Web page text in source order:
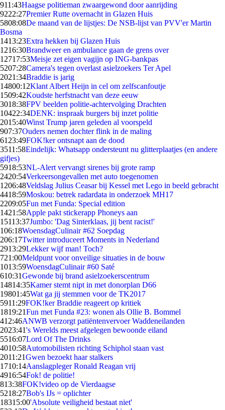
911:43Haagse politieman zwaargewond door aanrijding
9222:27Premier Rutte overnacht in Glazen Huis
5808:08De maand van de lijstjes: De NSB-lijst van PVV'er Martin
Bosma
1413:23Extra hekken bij Glazen Huis
1216:30Brandweer en ambulance gaan de grens over
12717:53Meisje zet eigen vagijn op ING-bankpas
5207:28Camera's tegen overlast asielzoekers Ter Apel
2021:34Braddie is jarig
14800:12Klant Albert Heijn in cel om zelfscanfoutje
1509:42Koudste herfstnacht van deze eeuw
3018:38FPV beelden politie-achtervolging Drachten
10422:34DENK: inspraak burgers bij inzet politie
2015:40Winst Trump jaren geleden al voorspeld
907:37Ouders nemen dochter flink in de maling
61 23:49FOK!ker ontsnapt aan de dood
3511:58Eindelijk: Whatsapp ondersteunt nu glitterplaatjes (en andere
gifjes)
5918:53NL-Alert vervangt sirenes bij grote ramp
2420:54Verkeersongevallen met auto toegenomen
1206:48Veldslag Julius Ceasar bij Kessel met Lego in beeld gebracht
4418:59Moskou: betrek radardata in onderzoek MH17
2209:05Fun met Funda: Special edition
1421:58Apple pakt stickerapp Phoneys aan
15113:37Jumbo: 'Dag Sinterklaas, jij bent racist!'
106:18WoensdagCulinair #62 Soepdag
206:17Twitter introduceert Moments in Nederland
2913:29Lekker wijf man! Toch?
721:00Meldpunt voor onveilige situaties in de bouw
1013:59WoensdagCulinair #60 Saté
610:31Gewonde bij brand asielzoekerscentrum
14814:35Kamer stemt nipt in met donorplan D66
19801:45Wat ga jij stemmen voor de TK2017
5911:29FOK!ker Braddie reageert op kritiek
1819:21Fun met Funda #23: wonen als Ollie B. Bommel
412:46ANWB verzorgt patiëntenvervoer Waddeneilanden
2023:41's Werelds meest afgelegen bewoonde eiland
5516:07Lord Of The Drinks
4010:58Automobilisten richting Schiphol staan vast
2011:21Gwen bezoekt haar stalkers
1710:14Aanslagpleger Ronald Reagan vrij
4916:54Fok! de politie!
813:38FOK!video op de Vierdaagse
5218:27Bob's IJs = oplichter
18315:00'Absolute veiligheid bestaat niet'